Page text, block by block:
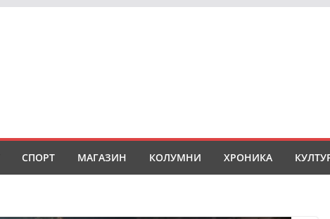
СПОРТ МАГАЗИН КОЛУМНИ ХРОНИКА